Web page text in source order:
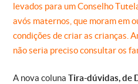
levados para um Conselho
avós maternos, que moram em
condições de criar as crianças.
não seria preciso consultar os
A nova coluna Tira-dúvidas, de